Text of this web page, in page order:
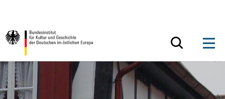
Zurück zur Startseite